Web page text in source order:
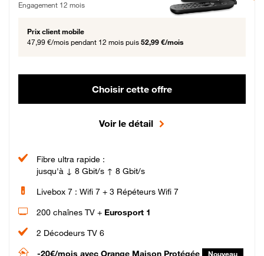
Engagement 12 mois
Prix client mobile
47,99 €/mois pendant 12 mois puis 52,99 €/mois
Choisir cette offre
Voir le détail
Fibre ultra rapide :
jusqu'à ↓ 8 Gbit/s ↑ 8 Gbit/s
Livebox 7 : Wifi 7 + 3 Répéteurs Wifi 7
200 chaînes TV + Eurosport 1
2 Décodeurs TV 6
-20€/mois avec Orange Maison Protégée Nouveau